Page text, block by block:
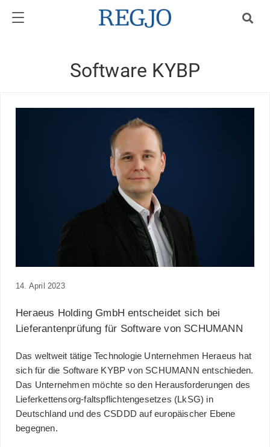
Software KYBP
14. April 2023
Heraeus Holding GmbH entscheidet sich bei
Lieferantenprüfung für Software von SCHUMANN
Das weltweit tätige Technologie Unternehmen Heraeus hat
sich für die Software KYBP von SCHUMANN entschieden.
Das Unternehmen möchte so den Herausforderungen des
Lieferkettensorg-faltspflichtengesetzes (LkSG) in
Deutschland und des CSDDD auf europäischer Ebene
begegnen.